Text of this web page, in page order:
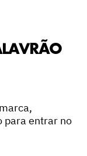
para entrar no